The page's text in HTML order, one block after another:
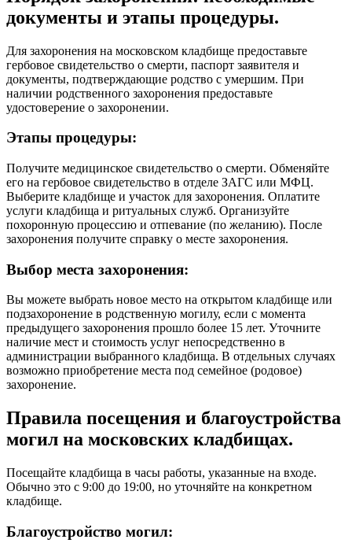
документы и этапы процедуры.
Для захоронения на московском кладбище предоставьте
гербовое свидетельство о смерти, паспорт заявителя и
документы, подтверждающие родство с умершим. При
наличии родственного захоронения предоставьте
удостоверение о захоронении.
Этапы процедуры:
Получите медицинское свидетельство о смерти. Обменяйте
его на гербовое свидетельство в отделе ЗАГС или МФЦ.
Выберите кладбище и участок для захоронения. Оплатите
услуги кладбища и ритуальных служб. Организуйте
похоронную процессию и отпевание (по желанию). После
захоронения получите справку о месте захоронения.
Выбор места захоронения:
Вы можете выбрать новое место на открытом кладбище или
подзахоронение в родственную могилу, если с момента
предыдущего захоронения прошло более 15 лет. Уточните
наличие мест и стоимость услуг непосредственно в
администрации выбранного кладбища. В отдельных случаях
возможно приобретение места под семейное (родовое)
захоронение.
Правила посещения и благоустройства
могил на московских кладбищах.
Посещайте кладбища в часы работы, указанные на входе.
Обычно это с 9:00 до 19:00, но уточняйте на конкретном
кладбище.
Благоустройство могил: